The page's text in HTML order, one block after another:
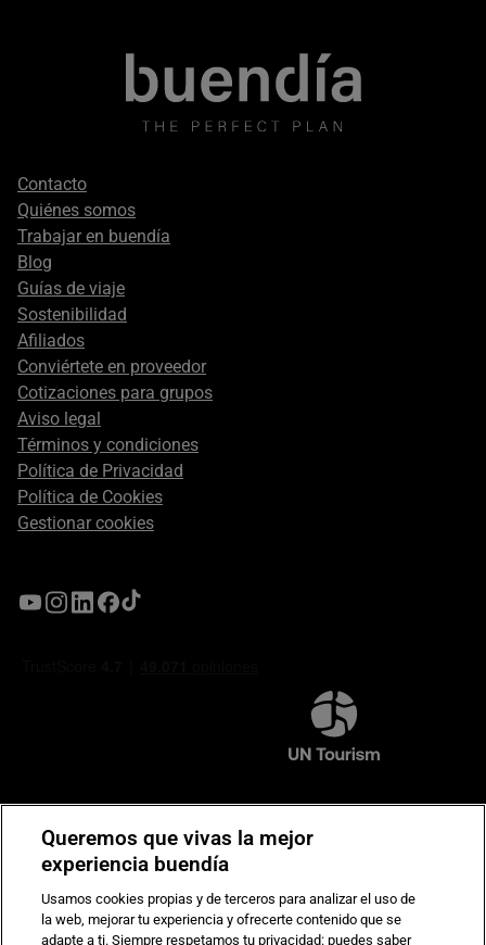
Footer
secondary
Contacto
Quiénes somos
Trabajar en buendía
Blog
Guías de viaje
Sostenibilidad
Afiliados
Conviértete en proveedor
Cotizaciones para grupos
Aviso legal
Términos y condiciones
Política de Privacidad
Política de Cookies
Gestionar cookies
Compromiso de seguridad en pagos electrónicos
Queremos que vivas la mejor
experiencia buendía
Usamos cookies propias y de terceros para analizar el uso de
la web, mejorar tu experiencia y ofrecerte contenido que se
adapte a ti. Siempre respetamos tu privacidad: puedes saber